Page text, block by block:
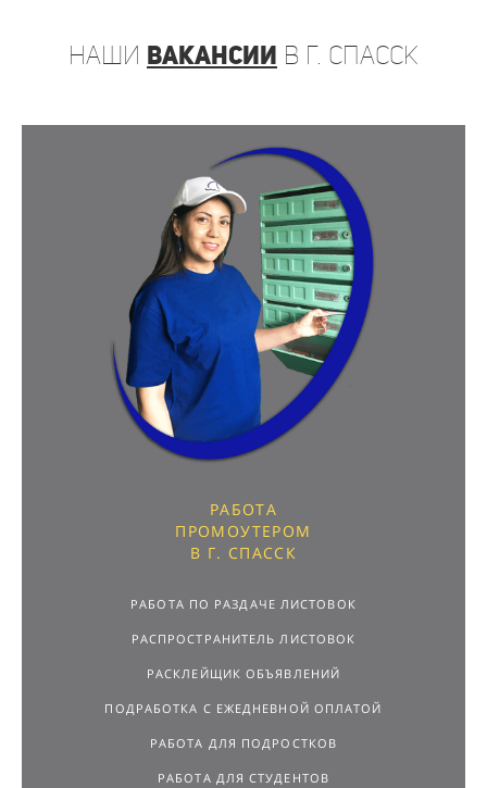
наши вакансии в г. Спасск
РАБОТА
ПРОМОУТЕРОМ
В Г. СПАССК
РАБОТА ПО РАЗДАЧЕ ЛИСТОВОК
РАСПРОСТРАНИТЕЛЬ ЛИСТОВОК
РАСКЛЕЙЩИК ОБЪЯВЛЕНИЙ
ПОДРАБОТКА С ЕЖЕДНЕВНОЙ ОПЛАТОЙ
РАБОТА ДЛЯ ПОДРОСТКОВ
РАБОТА ДЛЯ СТУДЕНТОВ